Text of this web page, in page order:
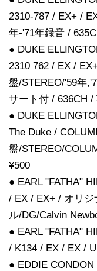
2310-787 / EX+ /
年-'71年録音 /
● DUKE
2310 762 / EX /
盤/STEREO/'59年
サート付 / 636CH /
● DUKE
The Duke /
盤/STEREO/
¥500
● EARL "FATHA"
/ EX / EX+ / オリ
ル/DG/Calvin
● EARL "FATHA"
/ K134 / EX / EX /
● EDDIE